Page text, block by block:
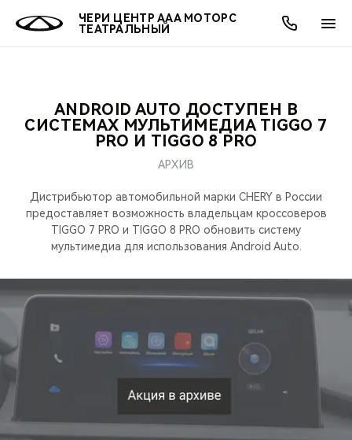
ЧЕРИ ЦЕНТР ААА МОТОРС
ТЕАТРАЛЬНЫЙ
МОДЕЛИ
КРОССОВЕРЫ
СЕДАНЫ
НОВИНКИ
ПОКУПАТЕЛЯМ
КРЕДИТ И СТРАХОВАНИЕ
ВЛАДЕЛЬЦАМ
ЗАПЧАСТИ И АКСЕССУАРЫ
ПОДДЕРЖКА
МИР CHERY
О БРЕНДЕ
CHERY В СОЦСЕТЯХ
БЛАГОТВОРИТЕЛЬНОСТЬ
CHERY REMOTE
CHERY И СПОРТ
НАШИ МЕРОПРИЯТИЯ
АКЦИИ
ОНЛАЙН СЕРВИСЫ
КРЕДИТ
О КОМПАНИИ
МЫ В СОЦСЕТЯХ
ANDROID AUTO ДОСТУПЕН В
СИСТЕМАХ МУЛЬТИМЕДИА TIGGO 7
PRO И TIGGO 8 PRO
АРХИВ
Дистрибьютор автомобильной марки CHERY в России
предоставляет возможность владельцам кроссоверов
TIGGO 7 PRO и TIGGO 8 PRO обновить систему
мультимедиа для использования Android Auto.